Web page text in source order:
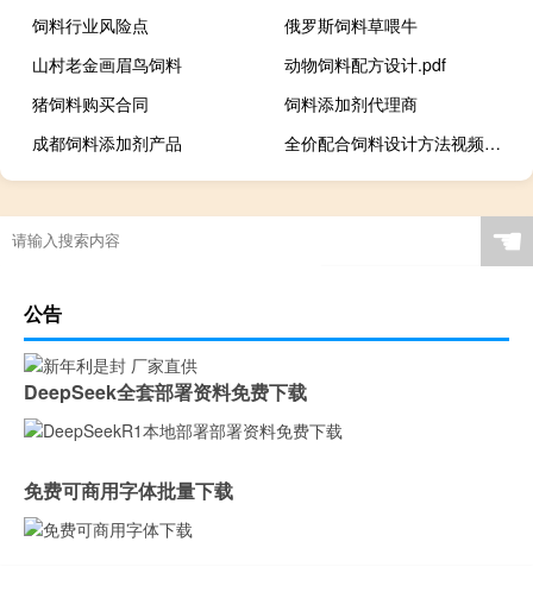
饲料行业风险点
俄罗斯饲料草喂牛
山村老金画眉鸟饲料
动物饲料配方设计.pdf
猪饲料购买合同
饲料添加剂代理商
成都饲料添加剂产品
全价配合饲料设计方法视频讲解
☚
公告
DeepSeek全套部署资料免费下载
免费可商用字体批量下载